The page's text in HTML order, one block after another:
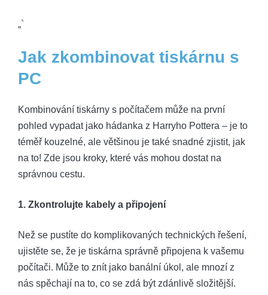
„`
Jak zkombinovat tiskárnu s
PC
Kombinování tiskárny s počítačem může na první
pohled vypadat jako hádanka z Harryho Pottera – je to
téměř kouzelné, ale většinou je také snadné zjistit, jak
na to! Zde jsou kroky, které vás mohou dostat na
správnou cestu.
1. Zkontrolujte kabely a připojení
Než se pustíte do komplikovaných technických řešení,
ujistěte se, že je tiskárna správně připojena k vašemu
počítači. Může to znít jako banální úkol, ale mnozí z
nás spěchají na to, co se zdá být zdánlivě složitější.